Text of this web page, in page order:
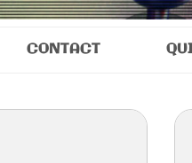
CONTACT